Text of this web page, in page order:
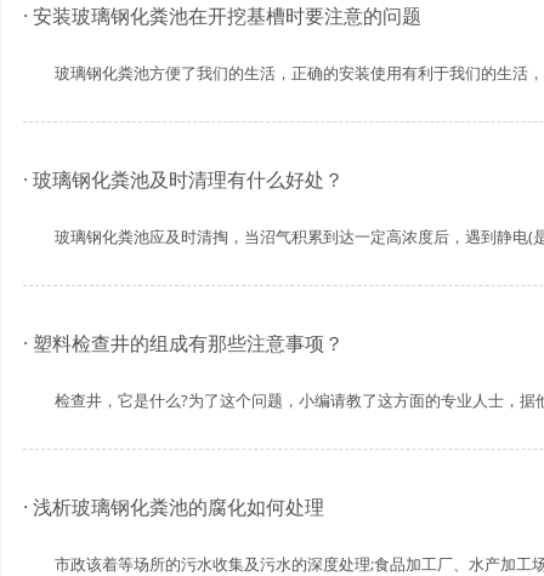
· 安装玻璃钢化粪池在开挖基槽时要注意的问题
玻璃钢化粪池方便了我们的生活，正确的安装使用有利于我们的生活
· 玻璃钢化粪池及时清理有什么好处？
玻璃钢化粪池应及时清掏，当沼气积累到达一定高浓度后，遇到静电(
· 塑料检查井的组成有那些注意事项？
检查井，它是什么?为了这个问题，小编请教了这方面的专业人士，据
· 浅析玻璃钢化粪池的腐化如何处理
市政该着等场所的污水收集及污水的深度处理;食品加工厂、水产加工